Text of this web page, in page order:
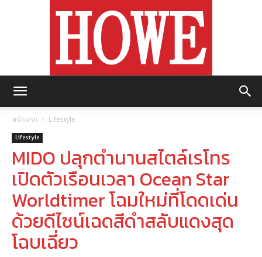
หน้าแรก Lifestyle
Lifestyle
MIDO ปลุกตำนานสไตล์เรโทร
เปิดตัวเรือนเวลา Ocean Star
Worldtimer โฉมใหม่ที่โดดเด่น
ด้วยดีไซน์เฉดสีดำสลับแดงสุด
โฉบเฉี่ยว